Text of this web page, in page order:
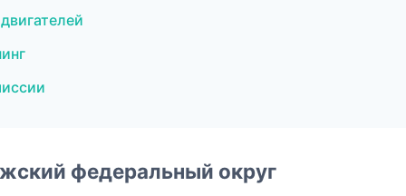
федеральный округ